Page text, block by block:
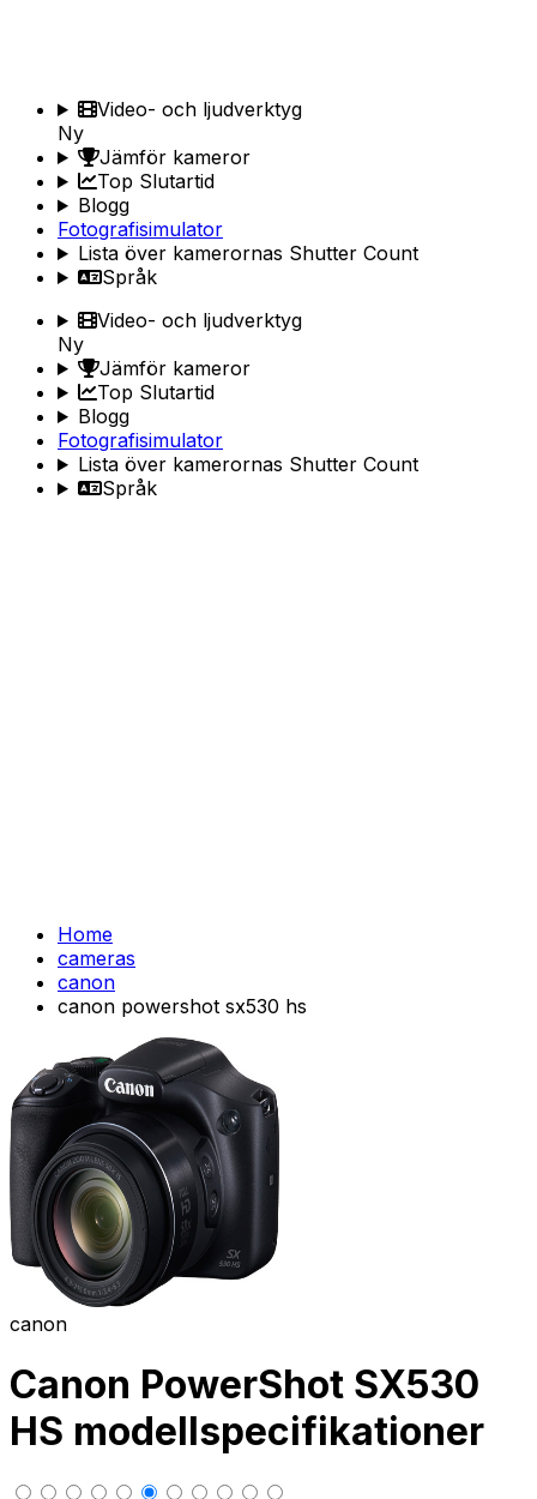
Video- och ljudverktyg
Ny
Jämför kameror
Top Slutartid
Blogg
Fotografisimulator
Lista över kamerornas Shutter Count
Språk
Video- och ljudverktyg
Ny
Jämför kameror
Top Slutartid
Blogg
Fotografisimulator
Lista över kamerornas Shutter Count
Språk
Home
cameras
canon
canon powershot sx530 hs
canon
Canon PowerShot SX530
HS modellspecifikationer